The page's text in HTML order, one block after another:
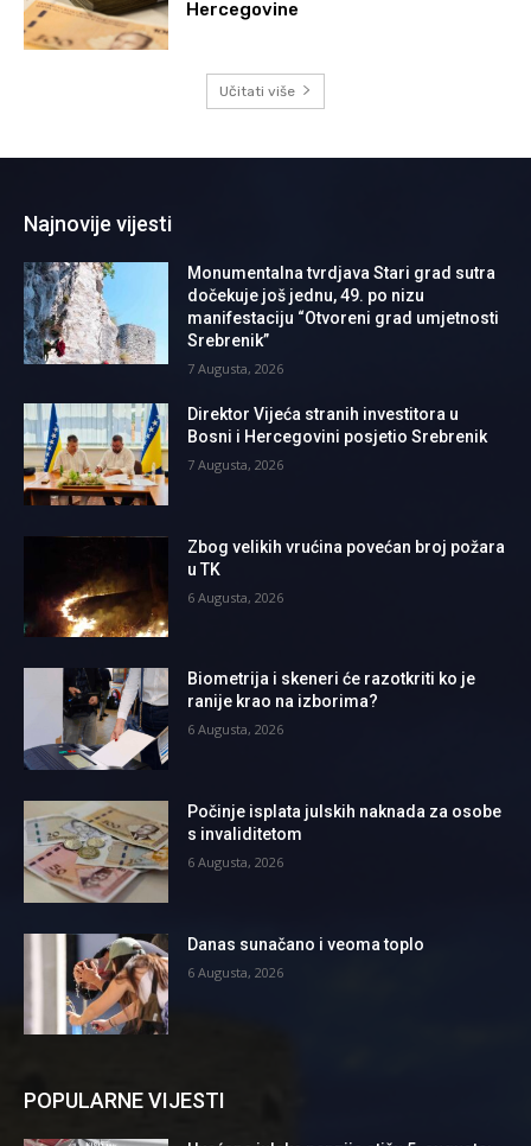
Hercegovine
Učitati više
Najnovije vijesti
Monumentalna tvrdjava Stari grad sutra
dočekuje još jednu, 49. po nizu
manifestaciju “Otvoreni grad umjetnosti
Srebrenik”
7 Augusta, 2026
Direktor Vijeća stranih investitora u
Bosni i Hercegovini posjetio Srebrenik
7 Augusta, 2026
Zbog velikih vrućina povećan broj požara
u TK
6 Augusta, 2026
Biometrija i skeneri će razotkriti ko je
ranije krao na izborima?
6 Augusta, 2026
Počinje isplata julskih naknada za osobe
s invaliditetom
6 Augusta, 2026
Danas sunačano i veoma toplo
6 Augusta, 2026
POPULARNE VIJESTI